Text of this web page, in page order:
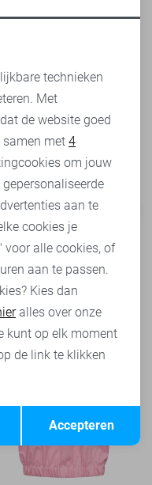
Vest
49,95
Opslaan
technieken
Met
de website goed
met 4
om jouw
aan te
cookies je
voor alle cookies, of
aan te passen.
Kies dan
alles over onze
kunt op elk moment
de link te klikken
Accepteren